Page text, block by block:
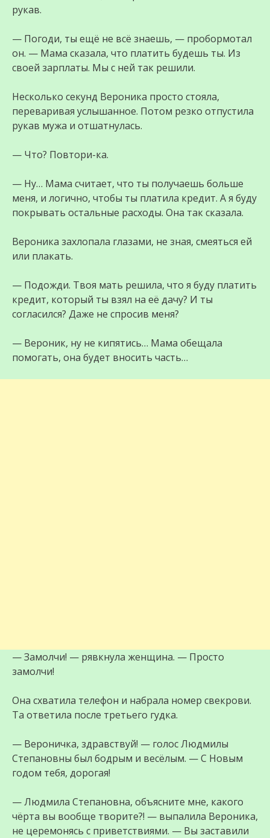
рукав.
— Погоди, ты ещё не всё знаешь, — пробормотал
он. — Мама сказала, что платить будешь ты. Из
своей зарплаты. Мы с ней так решили.
Несколько секунд Вероника просто стояла,
переваривая услышанное. Потом резко отпустила
рукав мужа и отшатнулась.
— Что? Повтори-ка.
— Ну… Мама считает, что ты получаешь больше
меня, и логично, чтобы ты платила кредит. А я буду
покрывать остальные расходы. Она так сказала.
Вероника захлопала глазами, не зная, смеяться ей
или плакать.
— Подожди. Твоя мать решила, что я буду платить
кредит, который ты взял на её дачу? И ты
согласился? Даже не спросив меня?
— Вероник, ну не кипятись… Мама обещала
помогать, она будет вносить часть…
— Замолчи! — рявкнула женщина. — Просто
замолчи!
Она схватила телефон и набрала номер свекрови.
Та ответила после третьего гудка.
— Вероничка, здравствуй! — голос Людмилы
Степановны был бодрым и весёлым. — С Новым
годом тебя, дорогая!
— Людмила Степановна, объясните мне, какого
чёрта вы вообще творите?! — выпалила Вероника,
не церемонясь с приветствиями. — Вы заставили